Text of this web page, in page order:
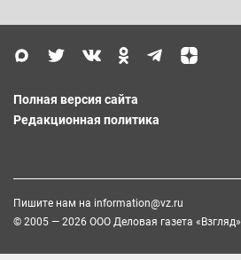
Полная версия сайта
Редакционная политика
Пишите нам на information@vz.ru
© 2005 — 2026 ООО Деловая газета «Взгляд»